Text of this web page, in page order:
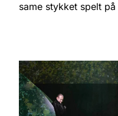
same stykket spelt